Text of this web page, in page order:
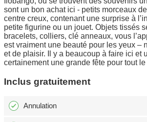
sont un bon achat ici - petits morceaux
centre creux, contenant une surprise à
petite figurine ou un jouet. Objets tissés
bracelets, colliers, clé anneaux, vous
est vraiment une beauté pour les yeux –
et de plaisir. Il y a beaucoup à faire ici et
certainement une grande fête pour tout le
Inclus gratuitement
Annulation